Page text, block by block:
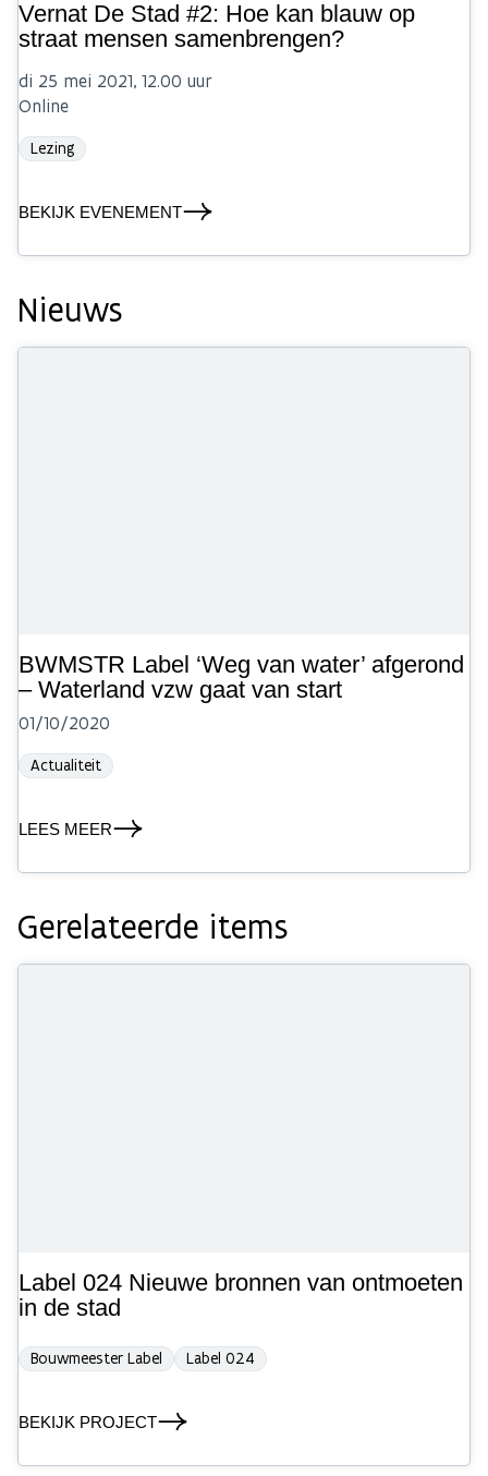
Vernat De Stad #2: Hoe kan blauw op
straat mensen samenbrengen?
di 25 mei 2021, 12.00 uur
Online
Lezing
BEKIJK EVENEMENT
Nieuws
BWMSTR Label ‘Weg van water’ afgerond
– Waterland vzw gaat van start
01/10/2020
Actualiteit
LEES MEER
Gerelateerde items
Label 024 Nieuwe bronnen van ontmoeten
in de stad
Bouwmeester Label Label 024
BEKIJK PROJECT